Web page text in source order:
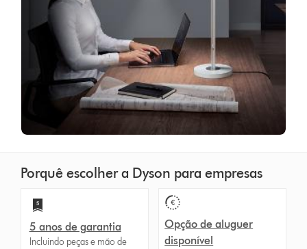
Porquê escolher a Dyson para empresas
5 anos de garantia
Incluindo peças e mão de
Opção de aluguer
disponível